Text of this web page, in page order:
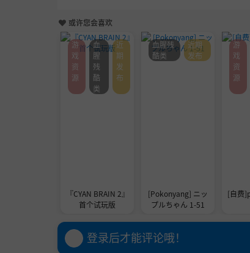
或许您会喜欢
『CYAN BRAIN 2』
首个试玩版
游
戏
资
源
血
腥
残
酷
类
近
期
发
布
[Pokonyang] ニッ
プルちゃん 1-51
血腥残
酷类
近期
发布
[自费
游
戏
资
源
登录后才能评论哦！